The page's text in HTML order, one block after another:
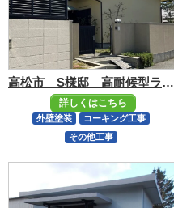
高松市 S様邸 高耐候型ラジカルシリコン厚膜仕上げで長持ち塗装
詳しくはこちら
外壁塗装
コーキング工事
その他工事